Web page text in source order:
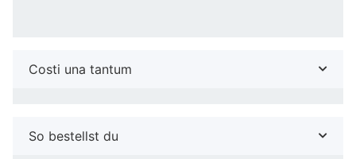
Costi una tantum
So bestellst du